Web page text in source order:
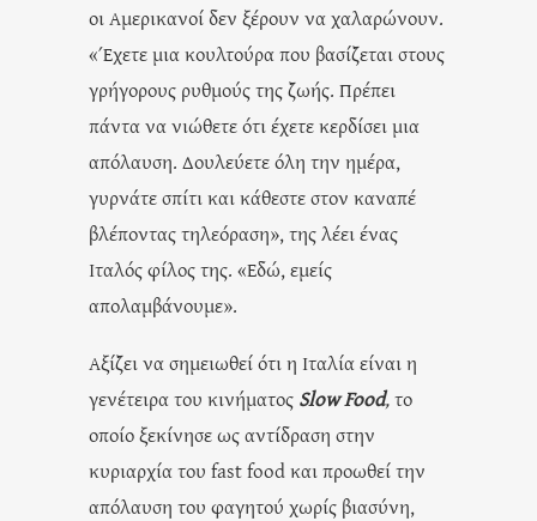
οι Αμερικανοί δεν ξέρουν να χαλαρώνουν.
«Έχετε μια κουλτούρα που βασίζεται στους
γρήγορους ρυθμούς της ζωής. Πρέπει
πάντα να νιώθετε ότι έχετε κερδίσει μια
απόλαυση. Δουλεύετε όλη την ημέρα,
γυρνάτε σπίτι και κάθεστε στον καναπέ
βλέποντας τηλεόραση», της λέει ένας
Ιταλός φίλος της. «Εδώ, εμείς
απολαμβάνουμε».
Αξίζει να σημειωθεί ότι η Ιταλία είναι η
γενέτειρα του κινήματος Slow Food,το
οποίο ξεκίνησε ως αντίδραση στην
κυριαρχία του fast food και προωθεί την
απόλαυση του φαγητού χωρίς βιασύνη,